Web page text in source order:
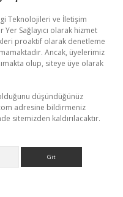
Teknolojileri ve İletişim
Yer Sağlayıcı olarak hizmet
proaktif olarak denetleme
Ancak, üyelerimiz
olup, siteye üye olarak
düşündüğünüz
adresine bildirmeniz
sitemizden kaldırılacaktır.